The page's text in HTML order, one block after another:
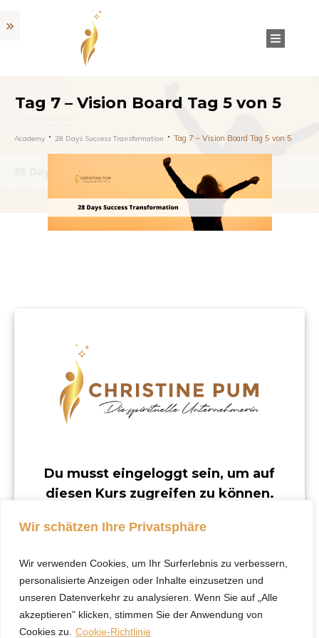
Wir schätzen Ihre Privatsphäre
Wir verwenden Cookies, um Ihr Surferlebnis zu verbessern,
personalisierte Anzeigen oder Inhalte einzusetzen und
unseren Datenverkehr zu analysieren. Wenn Sie auf „Alle
akzeptieren" klicken, stimmen Sie der Anwendung von
Cookies zu.
Cookie-Richtlinie
Tag 7 – Vision Board Tag 5 von 5
Academy 28 Days Success Transformation Tag 7 – Vision Board Tag 5 von 5
Du musst eingeloggt sein, um auf
diesen Kurs zugreifen zu können.
verfügbar.
Klicke hier, um dich
einzuloggen.